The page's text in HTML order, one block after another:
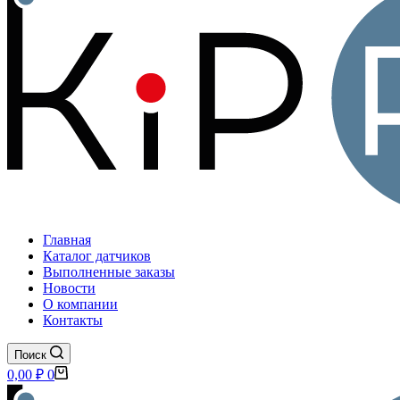
Главная
Каталог датчиков
Выполненные заказы
Новости
О компании
Контакты
Поиск
Корзина
0,00 ₽ 0